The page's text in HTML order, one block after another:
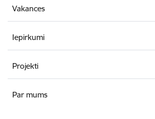
Vakances
Iepirkumi
Projekti
Par mums